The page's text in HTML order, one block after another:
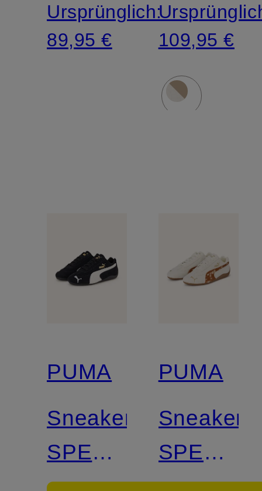
Ursprünglich:
89,95 €
109,95 €
PUMA
Sneaker
SPEEDCAT
OG
PUMA
Sneaker